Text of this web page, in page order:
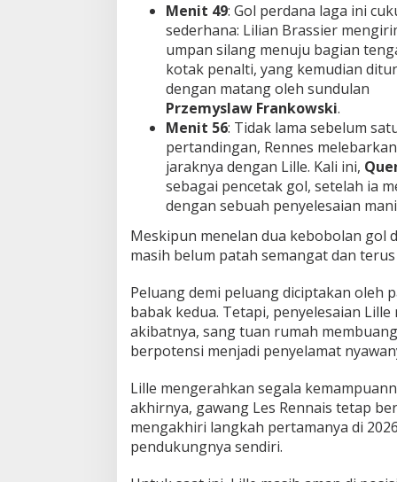
Menit 49: Gol perdana laga ini
sederhana: Lilian Brassier
umpan silang menuju bagian
kotak penalti, yang kemudian
dengan matang oleh sundulan
Przemyslaw Frankowski.
Menit 56: Tidak lama sebelum
pertandingan, Rennes melebarkan
jaraknya dengan Lille. Kali ini,
sebagai pencetak gol, setelah ia
dengan sebuah penyelesaian
Meskipun menelan dua kebobolan gol
masih belum patah semangat dan
Peluang demi peluang diciptakan oleh
babak kedua. Tetapi, penyelesaian
akibatnya, sang tuan rumah
berpotensi menjadi penyelamat
Lille mengerahkan segala
akhirnya, gawang Les Rennais tetap
mengakhiri langkah pertamanya di
pendukungnya sendiri.